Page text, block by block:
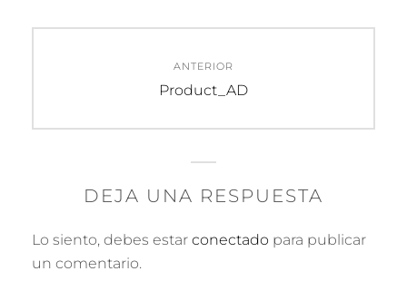
entradas
ANTERIOR
Entrada
Product_AD
DEJA UNA RESPUESTA
Lo siento, debes estar conectado para publicar
un comentario.